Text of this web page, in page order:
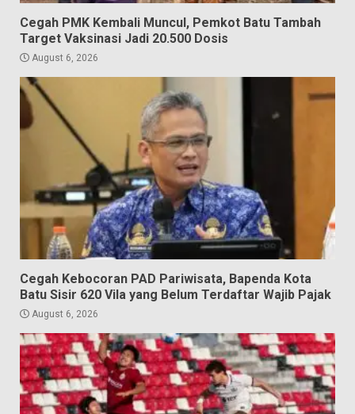
Cegah PMK Kembali Muncul, Pemkot Batu Tambah
Target Vaksinasi Jadi 20.500 Dosis
August 6, 2026
Cegah Kebocoran PAD Pariwisata, Bapenda Kota
Batu Sisir 620 Vila yang Belum Terdaftar Wajib Pajak
August 6, 2026